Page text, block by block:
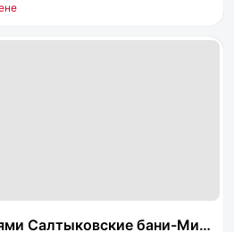
Салтыковские бани-Мир пара